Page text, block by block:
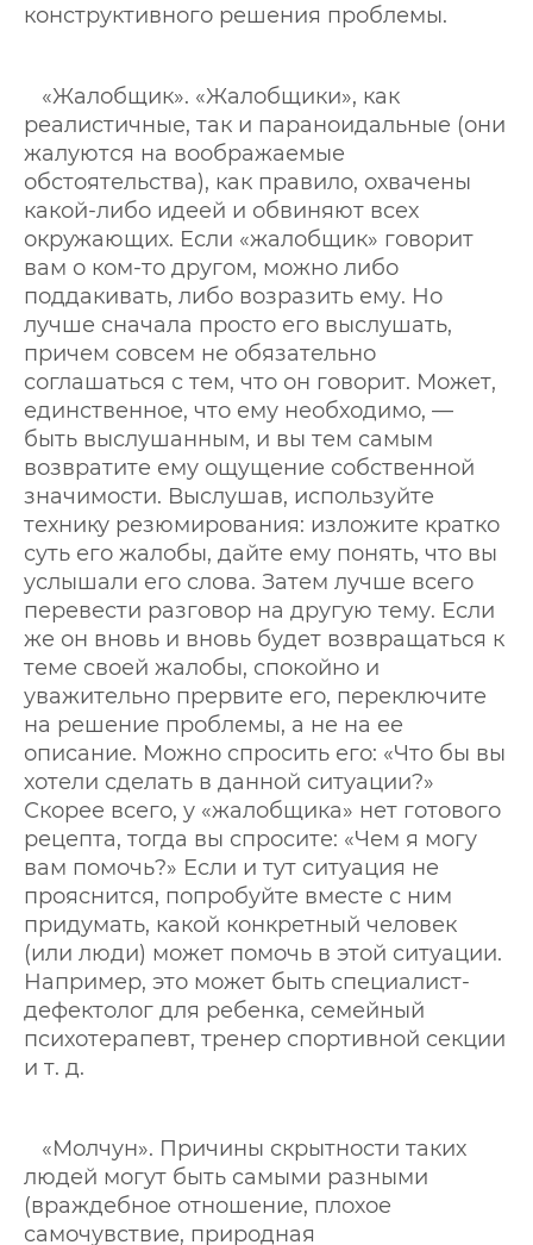
конструктивного решения проблемы.
«Жалобщик». «Жалобщики», как
реалистичные, так и параноидальные (они
жалуются на воображаемые
обстоятельства), как правило, охвачены
какой-либо идеей и обвиняют всех
окружающих. Если «жалобщик» говорит
вам о ком-то другом, можно либо
поддакивать, либо возразить ему. Но
лучше сначала просто его выслушать,
причем совсем не обязательно
соглашаться с тем, что он говорит. Может,
единственное, что ему необходимо, —
быть выслушанным, и вы тем самым
возвратите ему ощущение собственной
значимости. Выслушав, используйте
технику резюмирования: изложите кратко
суть его жалобы, дайте ему понять, что вы
услышали его слова. Затем лучше всего
перевести разговор на другую тему. Если
же он вновь и вновь будет возвращаться к
теме своей жалобы, спокойно и
уважительно прервите его, переключите
на решение проблемы, а не на ее
описание. Можно спросить его: «Что бы вы
хотели сделать в данной ситуации?»
Скорее всего, у «жалобщика» нет готового
рецепта, тогда вы спросите: «Чем я могу
вам помочь?» Если и тут ситуация не
прояснится, попробуйте вместе с ним
придумать, какой конкретный человек
(или люди) может помочь в этой ситуации.
Например, это может быть специалист-
дефектолог для ребенка, семейный
психотерапевт, тренер спортивной секции
и т. д.
«Молчун». Причины скрытности таких
людей могут быть самыми разными
(враждебное отношение, плохое
самочувствие, природная